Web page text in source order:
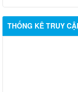
THỐNG KÊ TRUY